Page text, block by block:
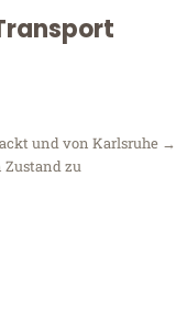
und von Karlsruhe →
zu